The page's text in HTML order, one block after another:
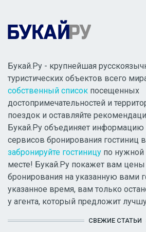
Букай.Ру - крупнейшая
туристических объектов всего
собственный список посещенных
достопримечательностей и
поездок и оставляйте
Букай.Ру объединяет
сервисов бронирования гостиниц
забронируйте гостиницу по
месте! Букай.Ру покажет вам цены
бронирования на указанную вами
указанное время, вам только
у агента, который предложит
СВЕЖИЕ СТАТЬИ